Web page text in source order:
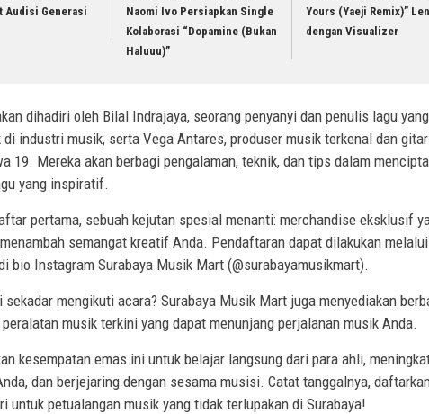
Audisi Generasi
Naomi Ivo Persiapkan Single
Kolaborasi “Dopamine (Bukan
Haluuu)”
Yours (Yaeji Remix)”
dengan Visualizer
dihadiri oleh Bilal Indrajaya, seorang penyanyi dan penulis lagu
di industri musik, serta Vega Antares, produser musik terkenal dan
19. Mereka akan berbagi pengalaman, teknik, dan tips dalam
yang inspiratif.
pertama, sebuah kejutan spesial menanti: merchandise eksklusif
semangat kreatif Anda. Pendaftaran dapat dilakukan
bio Instagram Surabaya Musik Mart (@surabayamusikmart).
sekadar mengikuti acara? Surabaya Musik Mart juga menyediakan
musik terkini yang dapat menunjang perjalanan musik Anda.
kesempatan emas ini untuk belajar langsung dari para ahli,
dan berjejaring dengan sesama musisi. Catat tanggalnya,
untuk petualangan musik yang tidak terlupakan di Surabaya!